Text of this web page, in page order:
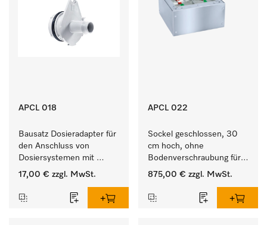
APCL 018
Bausatz Dosieradapter für
den Anschluss von
Dosiersystemen mit
Wassereinspülung.
17,00 € zzgl. MwSt.
APCL 022
Sockel geschlossen, 30
cm hoch, ohne
Bodenverschraubung für
ein ergonomisches Be-
Waschmaschine und
875,00 € zzgl. MwSt.